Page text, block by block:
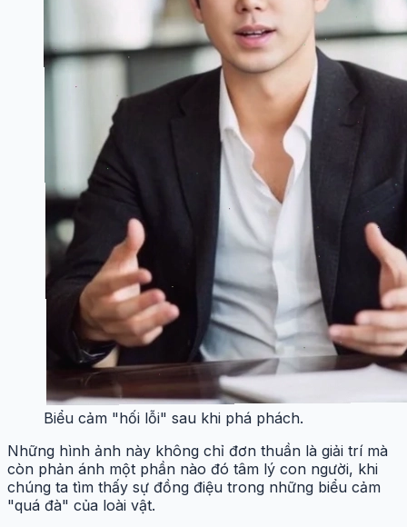
Biểu cảm "hối lỗi" sau khi phá phách.
Những hình ảnh này không chỉ đơn thuần là giải trí mà
còn phản ánh một phần nào đó tâm lý con người, khi
chúng ta tìm thấy sự đồng điệu trong những biểu cảm
"quá đà" của loài vật.